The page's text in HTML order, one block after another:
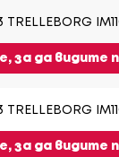
TRELLEBORG
за да видите
TRELLEBORG
за да видите